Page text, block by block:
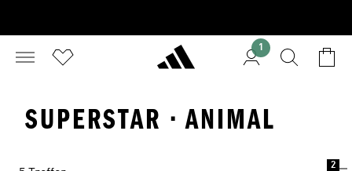
1
SUPERSTAR · ANIMAL
2